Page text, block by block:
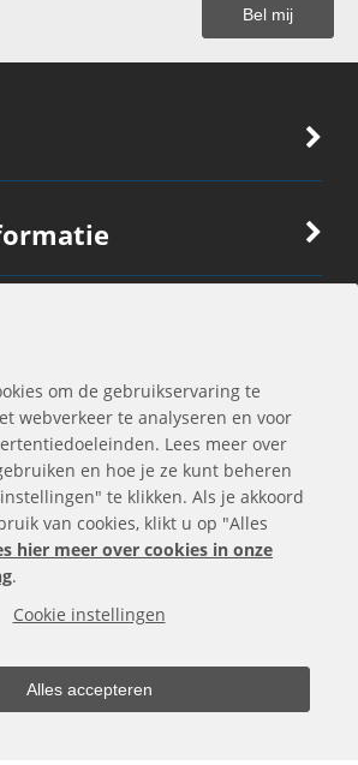
bedragen zijn exclusief BTW
om de gebruikservaring te
webverkeer te analyseren en voor
Lees meer over
en hoe je ze kunt beheren
te klikken. Als je akkoord
van cookies, klikt u op "Alles
hier meer over cookies in onze
.
Cookie instellingen
Alles accepteren